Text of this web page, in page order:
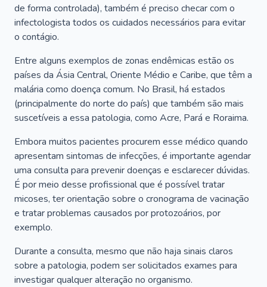
de forma controlada), também é preciso checar com o
infectologista todos os cuidados necessários para evitar
o contágio.
Entre alguns exemplos de zonas endêmicas estão os
países da Ásia Central, Oriente Médio e Caribe, que têm a
malária como doença comum. No Brasil, há estados
(principalmente do norte do país) que também são mais
suscetíveis a essa patologia, como Acre, Pará e Roraima.
Embora muitos pacientes procurem esse médico quando
apresentam sintomas de infecções, é importante agendar
uma consulta para prevenir doenças e esclarecer dúvidas.
É por meio desse profissional que é possível tratar
micoses, ter orientação sobre o cronograma de vacinação
e tratar problemas causados por protozoários, por
exemplo.
Durante a consulta, mesmo que não haja sinais claros
sobre a patologia, podem ser solicitados exames para
investigar qualquer alteração no organismo.